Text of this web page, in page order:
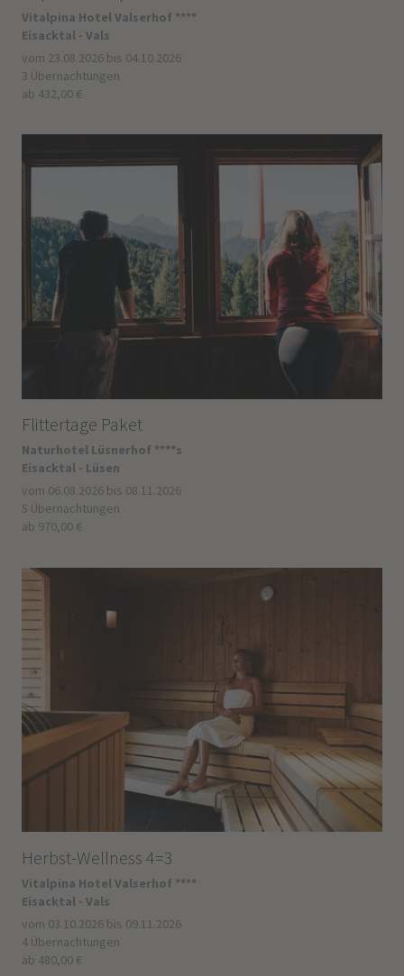
Vitalpina Hotel Valserhof ****
Eisacktal - Vals
vom 23.08.2026 bis 04.10.2026
3 Übernachtungen
ab 432,00 €
Flittertage Paket
Naturhotel Lüsnerhof ****s
Eisacktal - Lüsen
vom 06.08.2026 bis 08.11.2026
5 Übernachtungen
ab 970,00 €
Herbst-Wellness 4=3
Vitalpina Hotel Valserhof ****
Eisacktal - Vals
vom 03.10.2026 bis 09.11.2026
4 Übernachtungen
ab 480,00 €